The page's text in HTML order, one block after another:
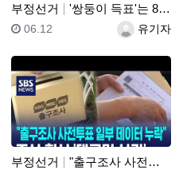
부정선거 '쌍둥이 득표'는 869건!! "세쌍둥이 득표"?! 선…
등록자유기자
등록일
06.12
부정선거 "출구조사 사전투표 일부 데이터 누락"..조사 회사 '…